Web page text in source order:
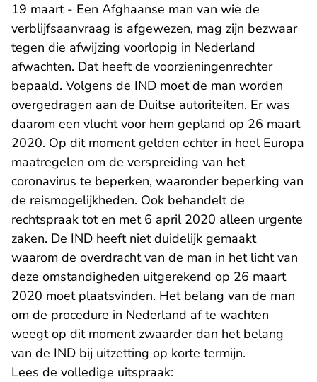
19 maart - Een Afghaanse man van wie de
verblijfsaanvraag is afgewezen, mag zijn bezwaar
tegen die afwijzing voorlopig in Nederland
afwachten. Dat heeft de voorzieningenrechter
bepaald. Volgens de IND moet de man worden
overgedragen aan de Duitse autoriteiten. Er was
daarom een vlucht voor hem gepland op 26 maart
2020. Op dit moment gelden echter in heel Europa
maatregelen om de verspreiding van het
coronavirus te beperken, waaronder beperking van
de reismogelijkheden. Ook behandelt de
rechtspraak tot en met 6 april 2020 alleen urgente
zaken. De IND heeft niet duidelijk gemaakt
waarom de overdracht van de man in het licht van
deze omstandigheden uitgerekend op 26 maart
2020 moet plaatsvinden. Het belang van de man
om de procedure in Nederland af te wachten
weegt op dit moment zwaarder dan het belang
van de IND bij uitzetting op korte termijn.
Lees de volledige uitspraak: